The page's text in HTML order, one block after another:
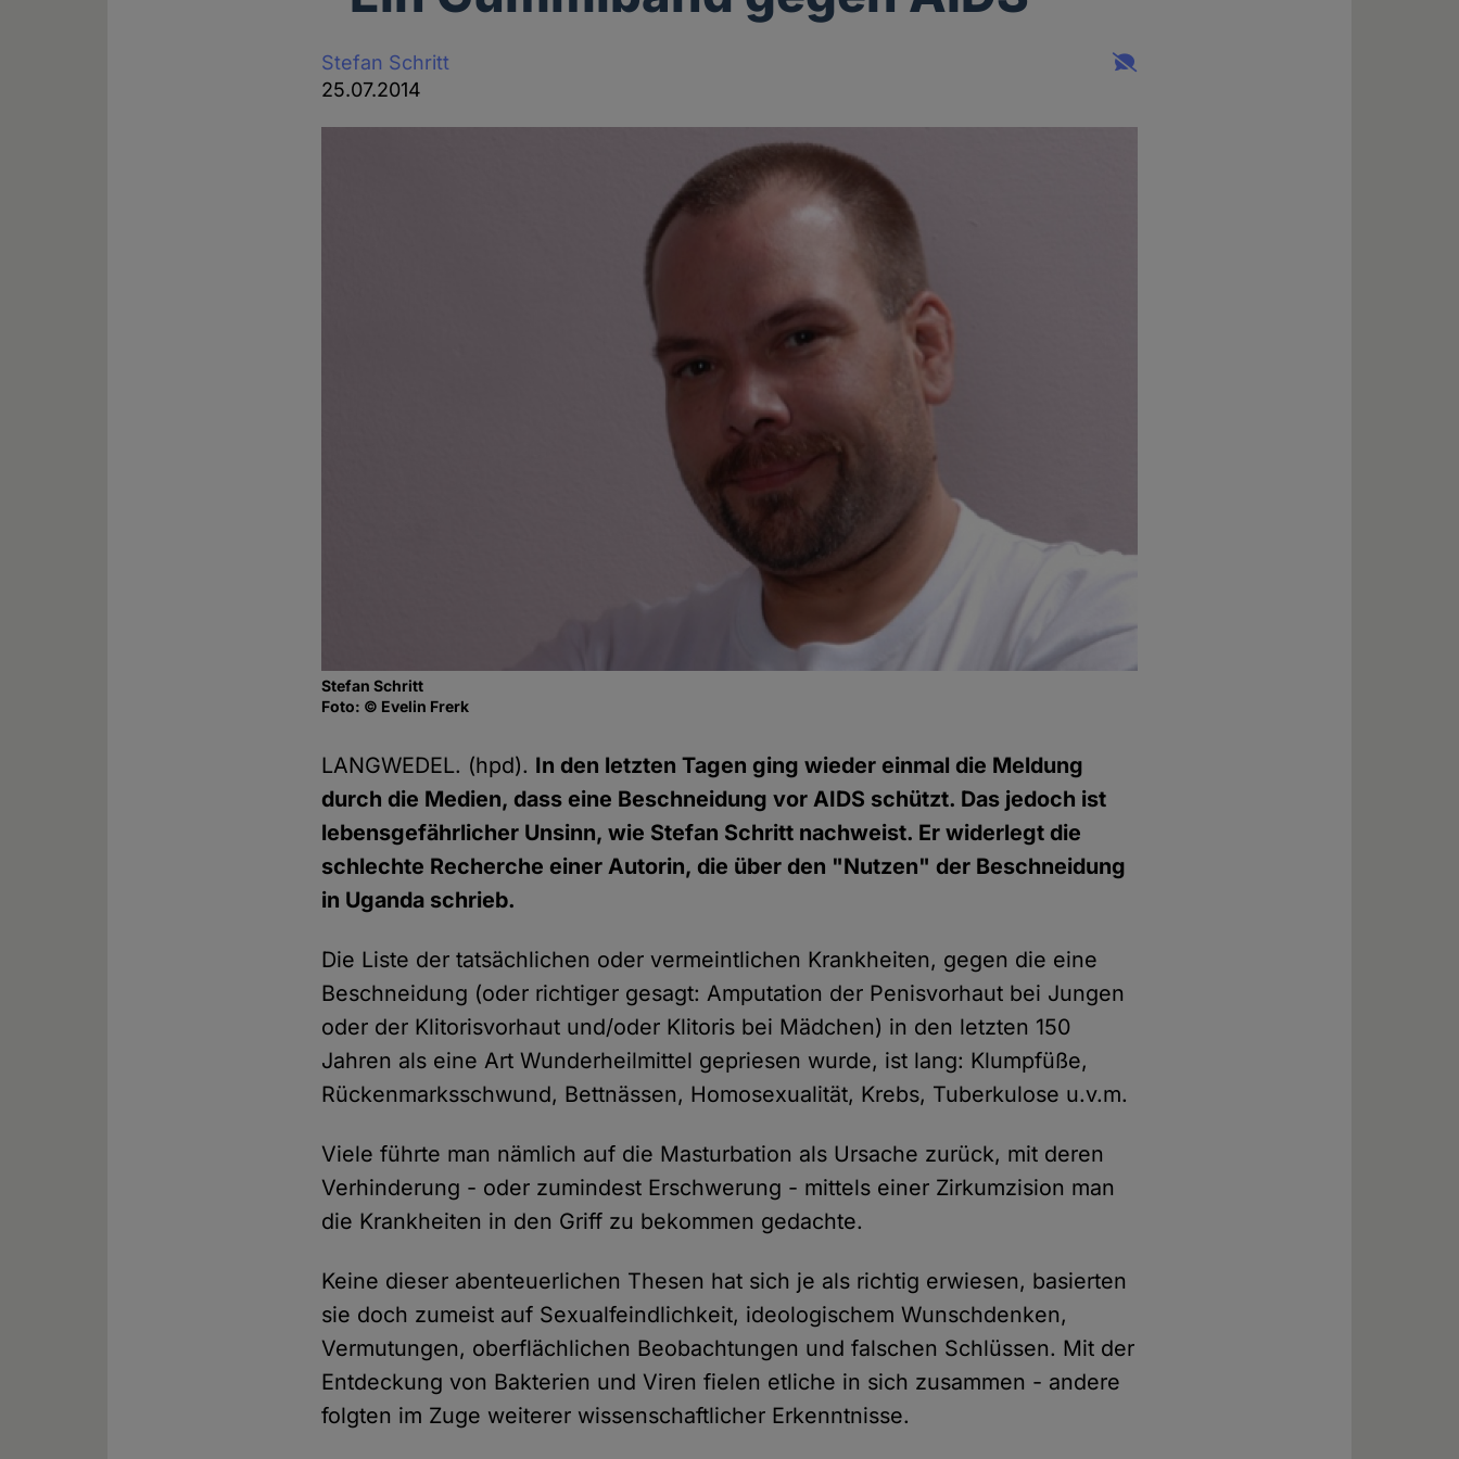
Stefan Schritt
25.07.2014
Stefan Schritt
Foto: © Evelin Frerk
LANGWEDEL. (hpd). In den letzten Tagen ging wieder einmal die Meldung
durch die Medien, dass eine Beschneidung vor AIDS schützt. Das jedoch ist
lebensgefährlicher Unsinn, wie Stefan Schritt nachweist. Er widerlegt die
schlechte Recherche einer Autorin, die über den "Nutzen" der Beschneidung
in Uganda schrieb.
Die Liste der tatsächlichen oder vermeintlichen Krankheiten, gegen die eine
Beschneidung (oder richtiger gesagt: Amputation der Penisvorhaut bei Jungen
oder der Klitorisvorhaut und/oder Klitoris bei Mädchen) in den letzten 150
Jahren als eine Art Wunderheilmittel gepriesen wurde, ist lang: Klumpfüße,
Rückenmarksschwund, Bettnässen, Homosexualität, Krebs, Tuberkulose u.v.m.
Viele führte man nämlich auf die Masturbation als Ursache zurück, mit deren
Verhinderung - oder zumindest Erschwerung - mittels einer Zirkumzision man
die Krankheiten in den Griff zu bekommen gedachte.
Keine dieser abenteuerlichen Thesen hat sich je als richtig erwiesen, basierten
sie doch zumeist auf Sexualfeindlichkeit, ideologischem Wunschdenken,
Vermutungen, oberflächlichen Beobachtungen und falschen Schlüssen. Mit der
Entdeckung von Bakterien und Viren fielen etliche in sich zusammen - andere
folgten im Zuge weiterer wissenschaftlicher Erkenntnisse.